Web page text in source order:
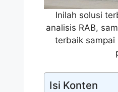
Inilah solusi
analisis RAB,
terbaik sampai
Isi Konten